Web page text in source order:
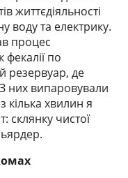
життєдіяльності
воду та електрику.
процес
по
резервуар, де
них випаровували
кілька хвилин я
склянку чистої